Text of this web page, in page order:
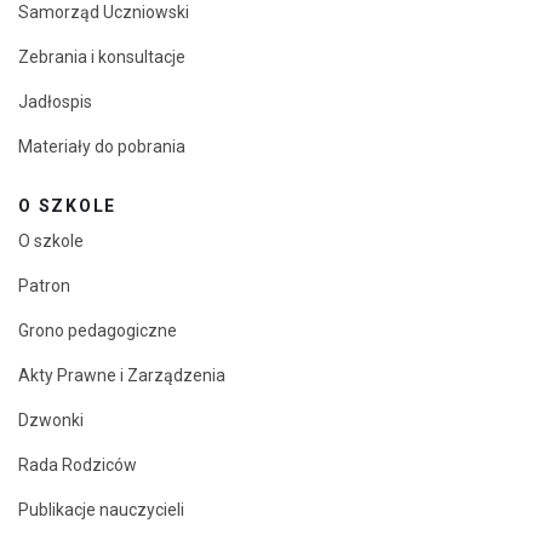
Samorząd Uczniowski
Zebrania i konsultacje
Jadłospis
Materiały do pobrania
O SZKOLE
O szkole
Patron
Grono pedagogiczne
Akty Prawne i Zarządzenia
Dzwonki
Rada Rodziców
Publikacje nauczycieli